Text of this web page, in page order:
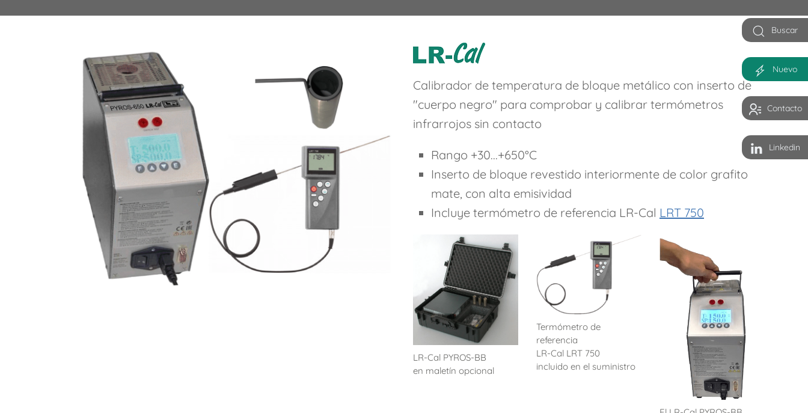
Calibrador de temperatura de bloque metálico con inserto de
"cuerpo negro" para comprobar y calibrar termómetros
infrarrojos sin contacto
Rango +30...+650°C
Inserto de bloque revestido interiormente de color grafito
mate, con alta emisividad
Incluye termómetro de referencia LR-Cal LRT 750
LR-Cal PYROS-BB
en maletín opcional
Termómetro de
referencia
LR-Cal LRT 750
incluido en el suministro
Buscar
Nuevo
Contacto
Linkedin